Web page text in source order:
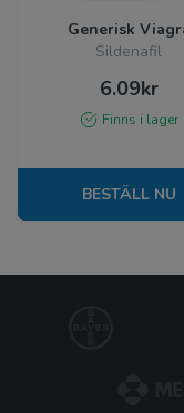
Generisk
Sildenafil
6.09kr
Finns i lager
BESTÄLL NU